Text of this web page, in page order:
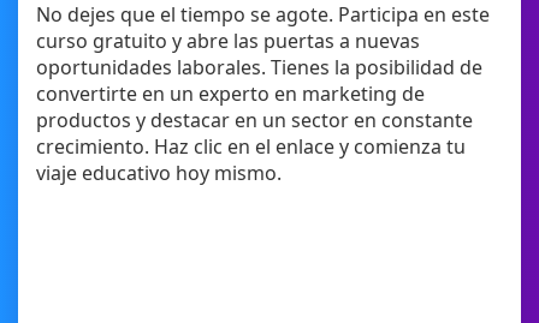
No dejes que el tiempo se agote. Participa en este
curso gratuito y abre las puertas a nuevas
oportunidades laborales. Tienes la posibilidad de
convertirte en un experto en marketing de
productos y destacar en un sector en constante
crecimiento. Haz clic en el enlace y comienza tu
viaje educativo hoy mismo.